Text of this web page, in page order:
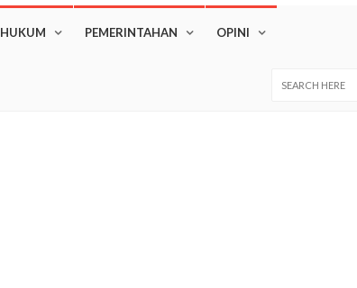
HUKUM PEMERINTAHAN OPINI